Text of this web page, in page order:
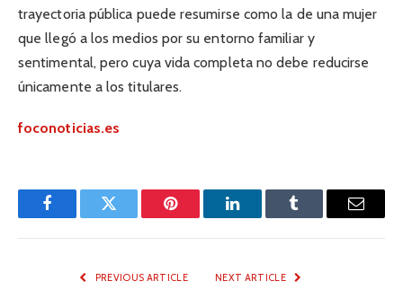
trayectoria pública puede resumirse como la de una mujer
que llegó a los medios por su entorno familiar y
sentimental, pero cuya vida completa no debe reducirse
únicamente a los titulares.
foconoticias.es
FacebookTwitter Pinterest LinkedInTumblr Email
PREVIOUS ARTICLE NEXT ARTICLE